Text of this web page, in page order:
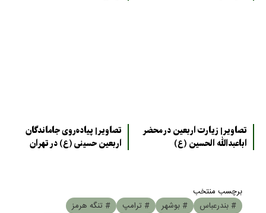
تصاویر| زیارت اربعین در محضر
اباعبدالله الحسین (ع)
تصاویر| پیاده‌روی جاماندگان
اربعین حسینی (ع) در تهران
برچسب منتخب
# بندرعباس
# بوشهر # ترامپ
# تنگه هرمز